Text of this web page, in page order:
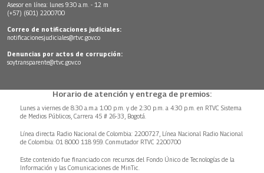
Asesor en línea: lunes 9:30 a.m. - 12 m
(+57) (601) 2200700
Correo de notificaciones judiciales:
notificacionesjudiciales@rtvc.gov.co
Denuncias por actos de corrupción:
soytransparente@rtvc.gov.co
Horario de atención y entrega de premios:
Lunes a viernes de 8:30 a.m.a 1:00 p.m. y de 2:30 p.m. a 4:30 p.m. en RTVC Sistema
de Medios Públicos, Carrera 45 # 26-33, Bogotá.
Línea directa Radio Nacional de Colombia: 2200727, Línea Nacional Radio Nacional
de Colombia: 01 8000 118 959. Conmutador RTVC 2200700
Este contenido fue financiado con recursos del Fondo Único de Tecnologías de la
Información y las Comunicaciones de MinTic.